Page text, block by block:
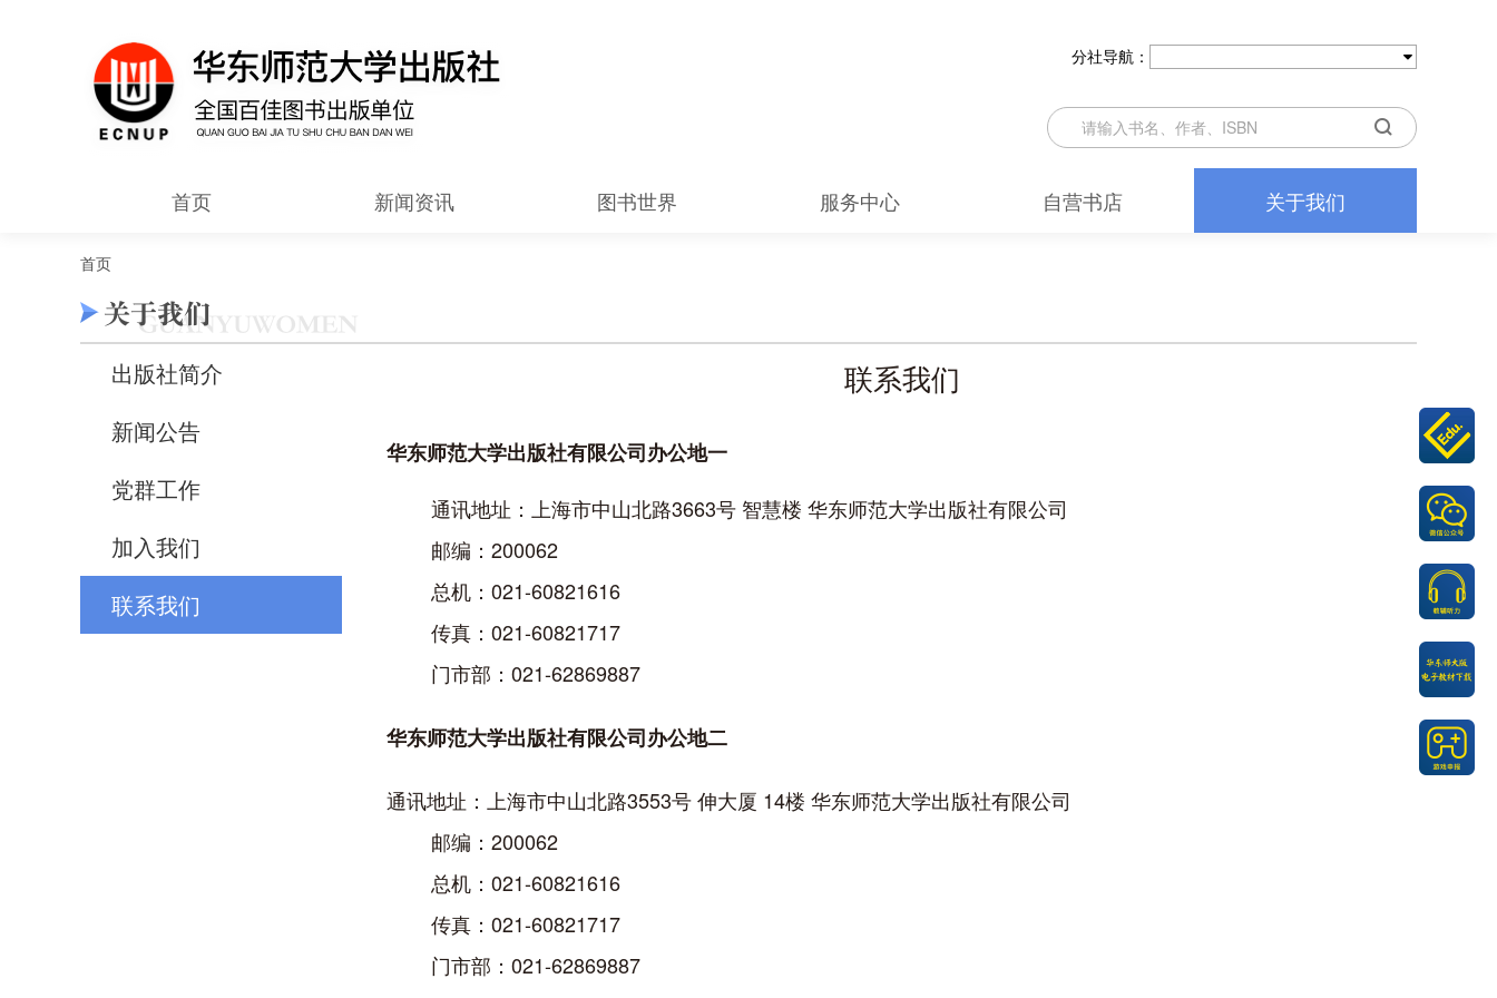
分社导航：
首页 新闻资讯 图书世界 服务中心 自营书店 关于我们
首页
出版社简介
新闻公告
党群工作
加入我们
联系我们
联系我们
华东师范大学出版社有限公司办公地一
通讯地址：上海市中山北路3663号 智慧楼 华东师范大学出版社有限公司
邮编：200062
总机：021-60821616
传真：021-60821717
门市部：021-62869887
华东师范大学出版社有限公司办公地二
通讯地址：上海市中山北路3553号 伸大厦 14楼 华东师范大学出版社有限公司
邮编：200062
总机：021-60821616
传真：021-60821717
门市部：021-62869887